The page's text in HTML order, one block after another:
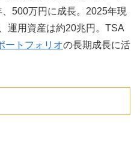
500万円に成長。2025年現
運用資産は約20兆円。TSA
ートフォリオの長期成長に活